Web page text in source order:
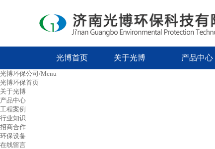
光博首页 关于光博 产品中心
光博环保公司/Menu
光博环保首页
关于光博
产品中心
工程案例
行业知识
招商合作
环保设备
在线留言